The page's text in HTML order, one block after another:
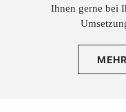
Ihnen gerne bei